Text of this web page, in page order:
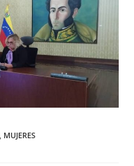
MUJERES